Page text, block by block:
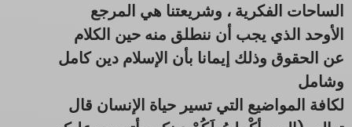
الساحات الفكرية ، وشريعتنا هي المرجع
الأوحد الذي يجب أن ننطلق منه حين الكلام
عن الحقوق وذلك إيمانا بأن الإسلام دين كامل
وشامل
لكافة المواضيع التي تسير حياة الإنسان قال